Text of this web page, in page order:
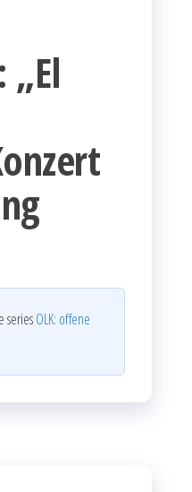
„El
seriesOLK: offene